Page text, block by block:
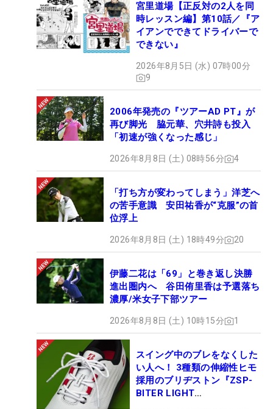
宮里道場【正反対の2人を同
時レッスン編】第10話／『ア
イアンでできてドライバーで
できない』
2026年8月5日 (水) 07時00分
9
2006年発売の『ツアーAD PT』が
再び脚光 脇元華、穴井詩も投入
「初速が強くなった感じ」
2026年8月8日 (土) 08時56分 4
「打ち方が変わってしまう」洋芝へ
の苦手意識 安田祐香が“克服”の首
位浮上
2026年8月8日 (土) 18時49分 20
伊藤二花は「69」と巻き返し決勝
進出圏内へ 谷田侑里香は予選落ち
濃厚/米女子下部ツアー
2026年8月8日 (土) 10時15分 1
スイング中のブレをなくした
い人へ！ 3種類の伸縮性ヒモ
採用のブリヂストン『ZSP-
BITER LIGHT